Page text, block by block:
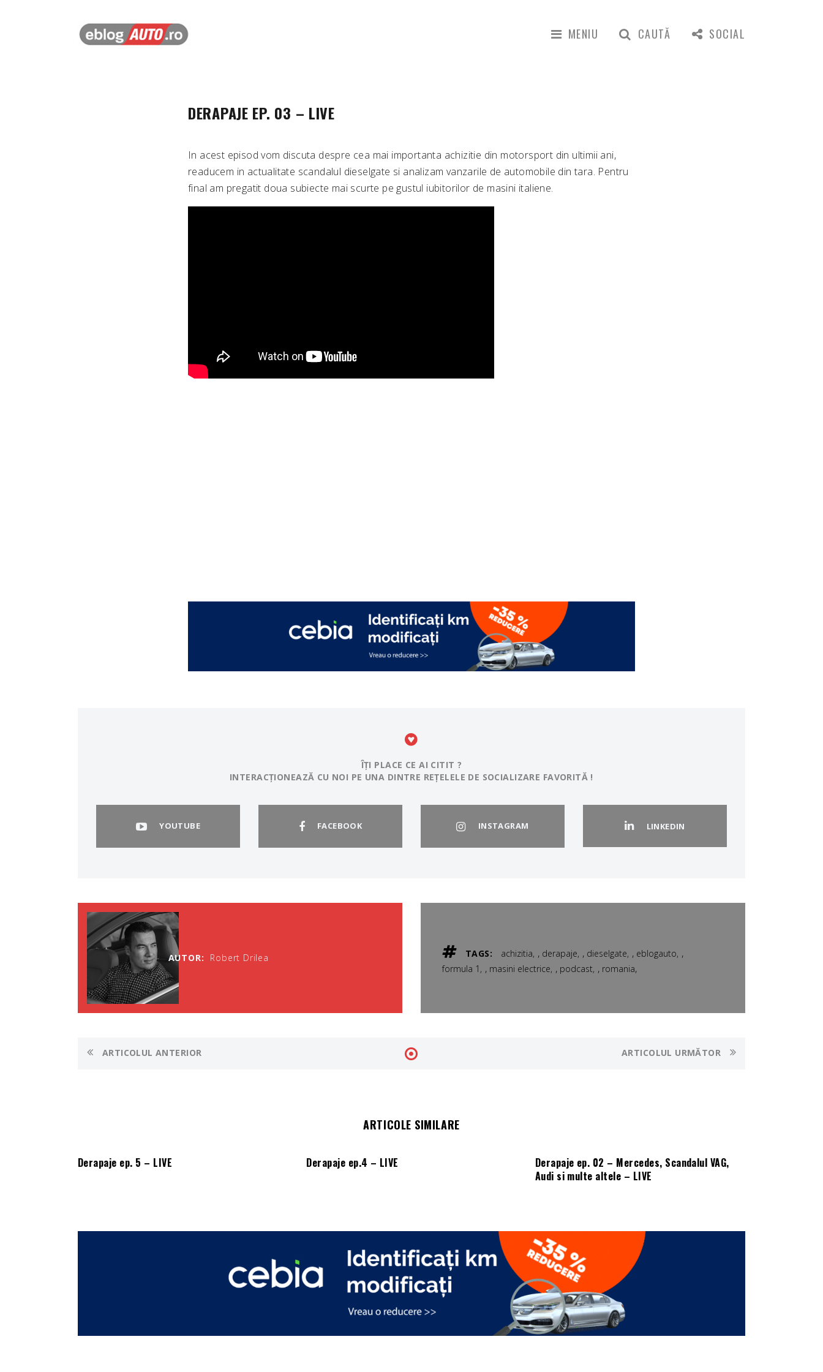
MENIU CAUTĂ SOCIAL
DERAPAJE EP. 03 – LIVE
In acest episod vom discuta despre cea mai importanta achizitie din motorsport din ultimii ani,
readucem in actualitate scandalul dieselgate si analizam vanzarile de automobile din tara. Pentru
final am pregatit doua subiecte mai scurte pe gustul iubitorilor de masini italiene.
ÎȚI PLACE CE AI CITIT ?
INTERACȚIONEAZĂ CU NOI PE UNA DINTRE REȚELELE DE SOCIALIZARE FAVORITĂ !
YOUTUBE FACEBOOK INSTAGRAM LINKEDIN
AUTOR: Robert Drilea TAGS: achizitia , derapaje , dieselgate , eblogauto ,
formula 1 , masini electrice , podcast , romania,
ARTICOLUL ANTERIOR ARTICOLUL URMĂTOR
ARTICOLE SIMILARE
Derapaje ep. 5 – LIVE Derapaje ep.4 – LIVE
Derapaje ep. 02 – Mercedes, Scandalul VAG,
Audi si multe altele – LIVE